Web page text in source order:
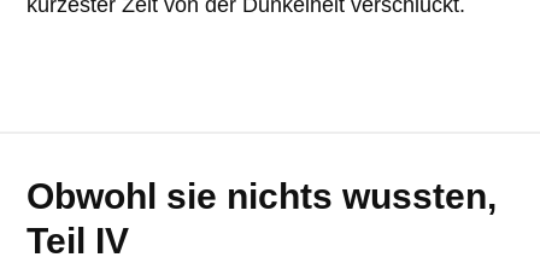
Obwohl sie nichts wussten,
Teil IV